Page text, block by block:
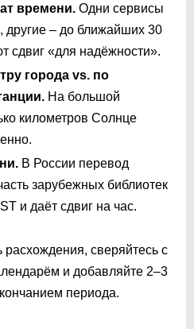
времени. Одни сервисы
другие – до ближайших 30
сдвиг «для надёжности».
города vs. по
На большой
километров Солнце
В России перевод
зарубежных библиотек
и даёт сдвиг на час.
сверяйтесь с
и добавляйте 2–3
периода.